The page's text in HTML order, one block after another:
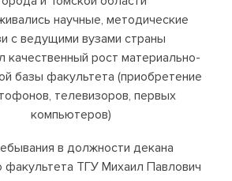
научные, методические
с ведущими вузами страны
качественный рост материально-
базы факультета (приобретение
телевизоров, первых
компьютеров)
в должности декана
факультета ТГУ Михаил Павлович